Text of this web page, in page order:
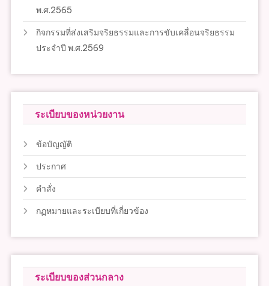
พ.ศ.2565
กิจกรรมที่ส่งเสริมจริยธรรมและการขับเคลื่อนจริยธรรม
ประจำปี พ.ศ.2569
ระเบียบของหน่วยงาน
ข้อบัญญัติ
ประกาศ
คำสั่ง
กฏหมายและระเบียบที่เกี่ยวข้อง
ระเบียบของส่วนกลาง